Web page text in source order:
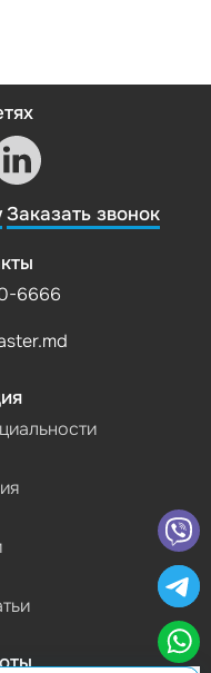
Заказать звонок
6666